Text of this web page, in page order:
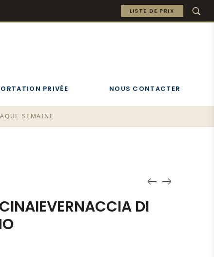
LISTE DE PRIX
PRIVÉE NOUS CONTACTER
SEMAINE
DI